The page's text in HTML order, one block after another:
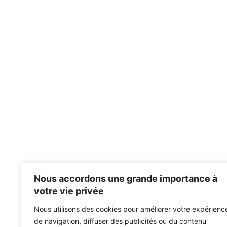
Nous accordons une grande importance à
votre vie privée
Nous utilisons des cookies pour améliorer votre
de navigation, diffuser des publicités ou du contenu